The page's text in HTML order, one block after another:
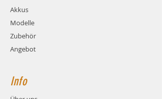
Akkus
Modelle
Zubehör
Angebot
Info